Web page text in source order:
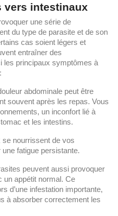
vers intestinaux
une série de
du type de parasite et de son
cas soient légers et
entraîner des
les principaux symptômes à
abdominale peut être
souvent après les repas. Vous
un inconfort lié à
et les intestins.
nourrissent de vos
fatigue persistante.
peuvent aussi provoquer
un appétit normal. Ce
d’une infestation importante,
à absorber correctement les